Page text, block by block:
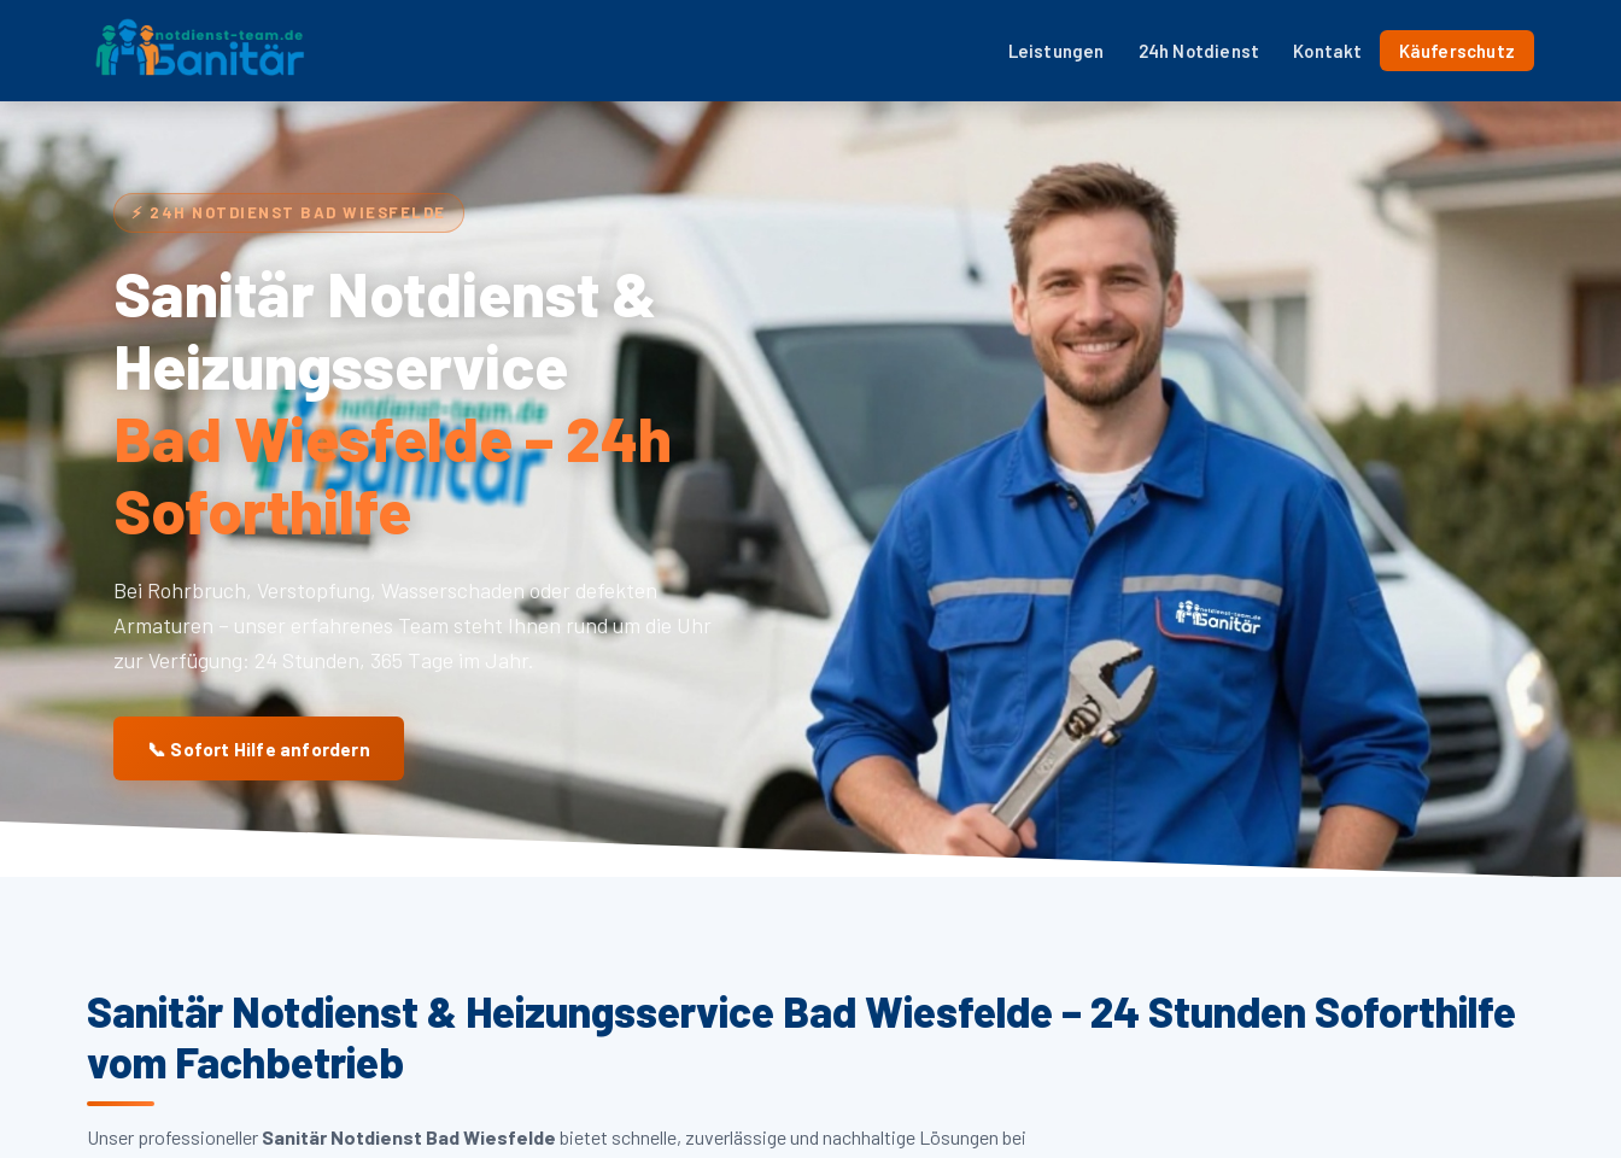
Leistungen 24h Notdienst Kontakt Käuferschutz
⚡ 24H NOTDIENST BAD WIESFELDE
Sanitär Notdienst &
Heizungsservice
Bad Wiesfelde – 24h
Soforthilfe
Bei Rohrbruch, Verstopfung, Wasserschaden oder defekten
Armaturen – unser erfahrenes Team steht Ihnen rund um die Uhr
zur Verfügung: 24 Stunden, 365 Tage im Jahr.
📞 Sofort Hilfe anfordern
Sanitär Notdienst & Heizungsservice Bad Wiesfelde – 24 Stunden Soforthilfe
vom Fachbetrieb
Unser professioneller Sanitär Notdienst Bad Wiesfelde bietet schnelle, zuverlässige und nachhaltige Lösungen bei